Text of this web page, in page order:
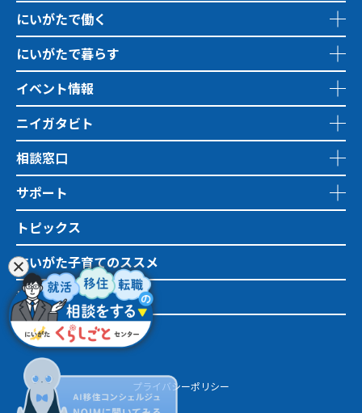
にいがたで働く
にいがたで暮らす
イベント情報
ニイガタビト
相談窓口
サポート
トピックス
にいがた子育てのススメ
地域おこし協力隊
市町村情報
プライバシーポリシー